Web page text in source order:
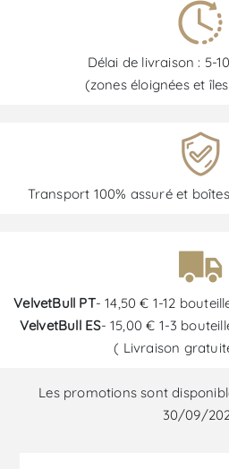
Délai de livraison : 5-
(zones éloignées et
Transport 100% assuré et
VelvetBull PT- 14,50 € 1-12
VelvetBull ES- 15,00 € 1-3
( Livraison
Les promotions sont
30/09/